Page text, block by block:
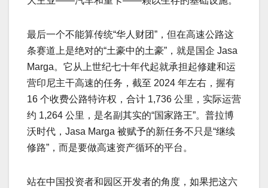
最后一个不能算传统“华人财团”，但在高速公路这
条赛道上是绝对的“土豪中的土豪”，就是国企 Jasa
Marga。它从上世纪七十年代起就承担起修建和运
营印尼主干高速的任务，截至 2024 年左右，握有
16 个收费公路特许权，合计 1,736 公里，实际运营
约 1,264 公里，是名副其实的“国家路王”。普拉博
沃时代，Jasa Marga 被赋予的新任务不只是“继续
修路”，而是要做高速资产循环的平台。
站在中国投资者和园区开发者的角度，如果把这六